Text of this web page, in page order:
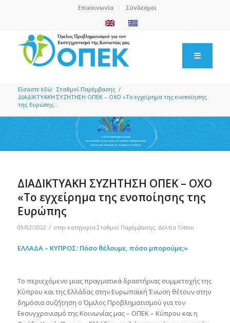
Επικοινωνία Σύνδεσμοι
Είσαστε εδώ: Σταθμοί Παρέμβασης /
ΔΙΑΔΙΚΤΥΑΚΗ ΣΥΖΗΤΗΣΗ ΟΠΕΚ – ΟΧΟ «Το εγχείρημα της ενοποίησης
της Ευρώπης...
ΔΙΑΔΙΚΤΥΑΚΗ ΣΥΖΗΤΗΣΗ ΟΠΕΚ – ΟΧΟ
«Το εγχείρημα της ενοποίησης της
Ευρώπης
09/02/2022 / στην κατηγορία Σταθμοί Παρέμβασης, Δελτία Τύπου
ΕΛΛΑΔΑ – ΚΥΠΡΟΣ: Πόσο θέλουμε, πόσο μπορούμε;»
Το περιεχόμενο μιας πραγματικά δραστήριας συμμετοχής της
Κύπρου και της Ελλάδας στην Ευρωπαϊκή Ένωση θέτουν στην
δημόσια συζήτηση ο Όμιλος Προβληματισμού για τον
Εκσυγχρονισμό της Κοινωνίας μας – ΟΠΕΚ – Κύπρου και η